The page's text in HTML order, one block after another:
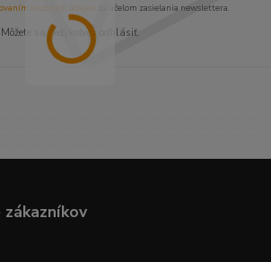
osobných údajov za účelom zasielania newslettera.
Môžete sa kedykoľvek odhlásiť.